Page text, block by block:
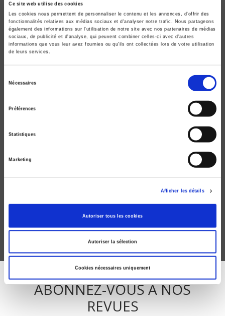
Ce site web utilise des cookies
Les cookies nous permettent de personnaliser le contenu et les annonces, d'offrir des
fonctionnalités relatives aux médias sociaux et d'analyser notre trafic. Nous partageons
également des informations sur l'utilisation de notre site avec nos partenaires de médias
sociaux, de publicité et d'analyse, qui peuvent combiner celles-ci avec d'autres
informations que vous leur avez fournies ou qu'ils ont collectées lors de votre utilisation
de leurs services.
Nécessaires
Préférences
Statistiques
Marketing
Afficher les détails
Autoriser tous les cookies
Autoriser la sélection
Cookies nécessaires uniquement
Opérations de l'ONU et populations locales
Béatrice Pouligny
Critique internationale 13, octobre 2001
ABONNEZ-VOUS À NOS
REVUES